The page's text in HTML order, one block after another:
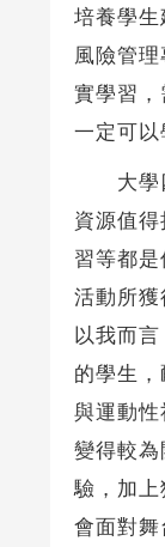
培養學
風險管
實學習
一定可以
大學四
資源值
習等都
活動所獲
以我而
的學生
與運動
變得較
驗，加
會面對